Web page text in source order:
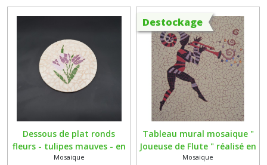
Dessous de plat ronds
fleurs - tulipes mauves - en
mosaïque de pâtes de verre
Mosaique
Destockage
Tableau mural mosaique "
Joueuse de Flute " réalisé en
gré cérame- laiton - sur
Mosaique